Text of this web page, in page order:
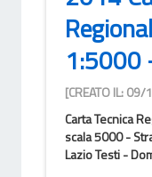
1:5000
[CREATO IL:
Carta Tecnica
scala 5000 -
Lazio Testi -